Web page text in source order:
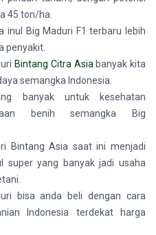
45 ton/ha.
inul Big Maduri F1 terbaru lebih
penyakit.
Bintang Citra Asia banyak kita
semangka Indonesia.
banyak untuk kesehatan
benih semangka Big
Bintang Asia saat ini menjadi
super yang banyak jadi usaha
bisa anda beli dengan cara
Indonesia terdekat harga